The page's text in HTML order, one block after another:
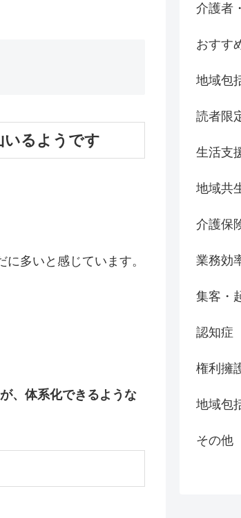
いるようです
多いと感じています。
、体系化できるような
介護者
おすす
地域包
読者限
生活支
地域共
介護保
業務効
集客・
認知症
権利擁
地域包
その他